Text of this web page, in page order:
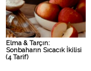
Elma & Tarçın:
Sonbaharın Sıcacık İkilisi
(4 Tarif)